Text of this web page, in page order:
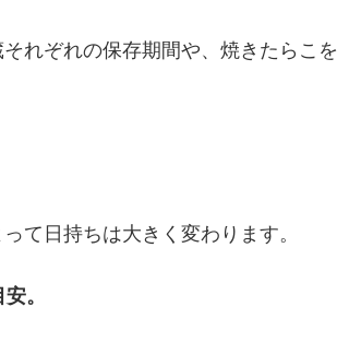
れぞれの保存期間や、焼きたらこを
て日持ちは大きく変わります。
。